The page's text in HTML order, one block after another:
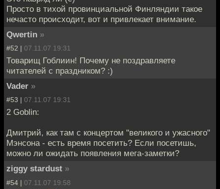
Просто в тихой провинциальной Финляндии такое
нечасто происходит, вот и привлекает внимание.
Qwertin »
#52 | 07.11.07 19:31
Товарищ Гоблиин! Почему не поздравляете
читателей с праздником? :)
Vader »
#53 | 07.11.07 19:31
2 Goblin:
Дмитрий, как там с концертом "великого и ужасного"
Мэнсона - есть время посетить? Если посетишь,
можно ли ожидать появления мега-заметки?
ziggy stardust »
#54 | 07.11.07 19:58